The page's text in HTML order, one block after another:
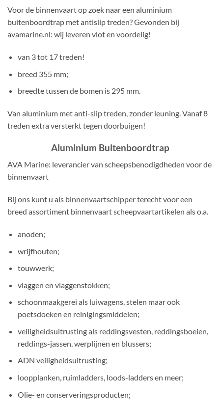
Voor de binnenvaart op zoek naar een aluminium
buitenboordtrap met antislip treden? Gevonden bij
avamarine.nl: wij leveren vlot en voordelig!
van 3 tot 17 treden!
breed 355 mm;
breedte tussen de bomen is 295 mm.
Van aluminium met anti-slip treden, zonder leuning. Vanaf 8
treden extra versterkt tegen doorbuigen!
Aluminium Buitenboordtrap
AVA Marine: leverancier van scheepsbenodigdheden voor de
binnenvaart
Bij ons kunt u als binnenvaartschipper terecht voor een
breed assortiment binnenvaart scheepvaartartikelen als o.a.
anoden;
wrijfhouten;
touwwerk;
vlaggen en vlaggenstokken;
schoonmaakgerei als luiwagens, stelen maar ook
poetsdoeken en reinigingsmiddelen;
veiligheidsuitrusting als reddingsvesten, reddingsboeien,
reddings-jassen, werplijnen en blussers;
ADN veiligheidsuitrusting;
loopplanken, ruimladders, loods-ladders en meer;
Olie- en conserveringsproducten;